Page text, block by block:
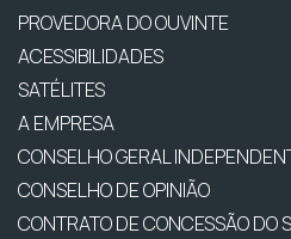
PROVEDORA DO OUVINTE
ACESSIBILIDADES
SATÉLITES
A EMPRESA
CONSELHO GERAL
CONSELHO DE OPINIÃO
CONTRATO DE CONCESSÃO DO